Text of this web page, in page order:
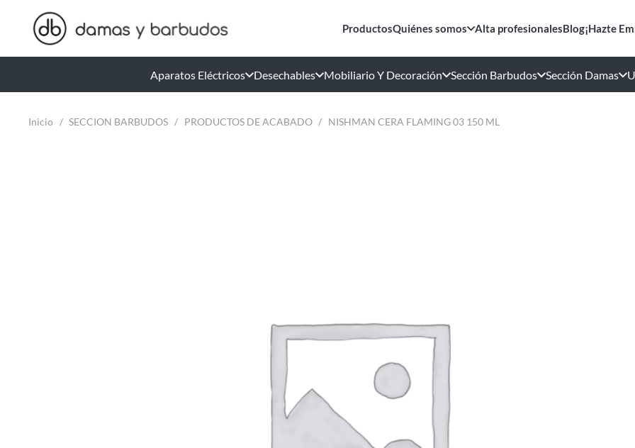
ProductosQuiénes somos Alta profesionalesBlog¡Hazte
Aparatos Eléctricos Desechables Mobiliario Y Decoración Sección Barbudos Sección Damas
Inicio / SECCION BARBUDOS / PRODUCTOS DE ACABADO / NISHMAN CERA FLAMING 03 150 ML